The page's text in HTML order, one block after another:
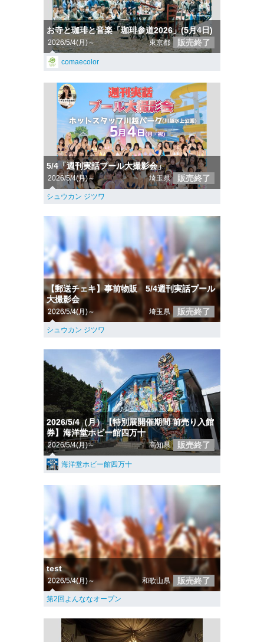
お寺と珈琲と音楽「珈琲参道2026」(5月4日)
2026/5/4(月)～ 東京都 販売終了
comaecolor
5/4「週刊実話プール大撮影会」
2026/5/4(月)～ 埼玉県 販売終了
シュウカン ジツワ
【郵送チェキ】事前物販 5/4週刊実話プール
大撮影会
2026/5/4(月)～ 埼玉県 販売終了
シュウカン ジツワ
2026/5/4（月）【特別展開催期間 前売り入館
券】海洋堂ホビー館四万十
2026/5/4(月)～ 高知県 販売終了
海洋堂ホビー館四万十
test
2026/5/4(月)～ 和歌山県 販売終了
第2回よんななオープン​